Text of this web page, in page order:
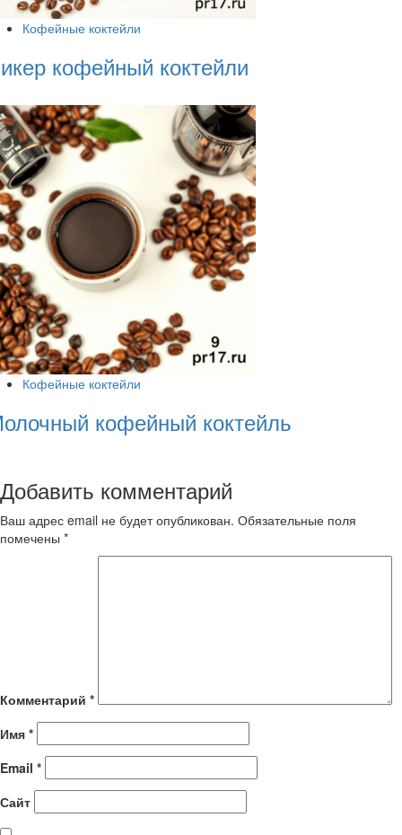
Кофейные коктейли
кофейный коктейли
Кофейные коктейли
кофейный коктейль
Добавить комментарий
Ваш адрес email не будет опубликован. Обязательные поля
помечены *
Комментарий *
Имя *
Email *
Сайт